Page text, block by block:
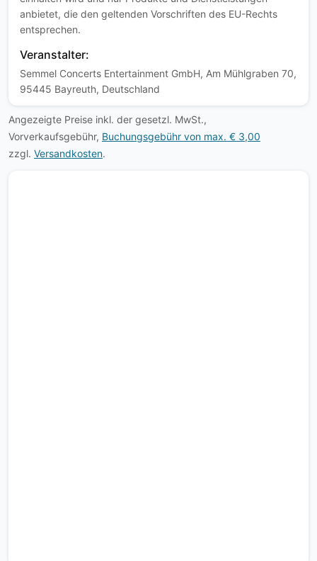
anbietet, die den geltenden Vorschriften des EU-Rechts
entsprechen.
Veranstalter:
Semmel Concerts Entertainment GmbH, Am Mühlgraben 70,
95445 Bayreuth, Deutschland
Angezeigte Preise inkl. der gesetzl. MwSt.,
Vorverkaufsgebühr, Buchungsgebühr von max. € 3,00
zzgl. Versandkosten.